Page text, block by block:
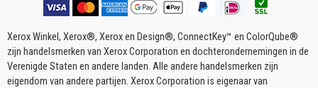
Xerox Winkel, Xerox®, Xerox en Design®, ConnectKey™ en ColorQube®
zijn handelsmerken van Xerox Corporation en dochterondernemingen in de
Verenigde Staten en andere landen. Alle andere handelsmerken zijn
eigendom van andere partijen. Xerox Corporation is eigenaar van